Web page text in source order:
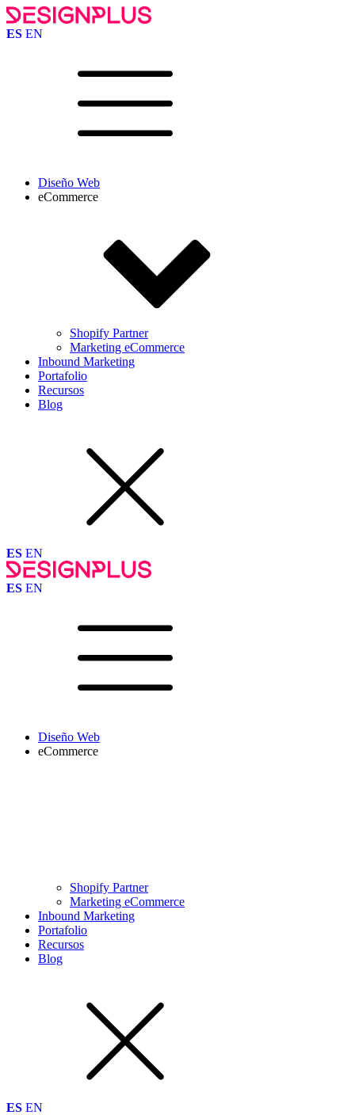
ES EN
Diseño Web
eCommerce
Shopify Partner
Marketing eCommerce
Inbound Marketing
Portafolio
Recursos
Blog
ES EN
ES EN
Diseño Web
eCommerce
Shopify Partner
Marketing eCommerce
Inbound Marketing
Portafolio
Recursos
Blog
ES EN